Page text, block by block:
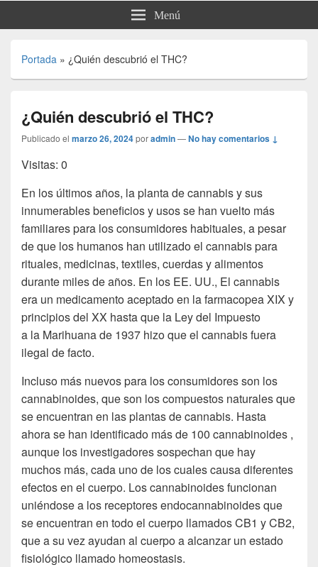
Menú
Portada » ¿Quién descubrió el THC?
¿Quién descubrió el THC?
Publicado el marzo 26, 2024poradmin—No hay comentarios ↓
Visitas: 0
En los últimos años, la planta de cannabis y sus
innumerables beneficios y usos se han vuelto más
familiares para los consumidores habituales, a pesar
de que los humanos han utilizado el cannabis para
rituales, medicinas, textiles, cuerdas y alimentos
durante miles de años. En los EE. UU., El cannabis
era un medicamento aceptado en la farmacopea XIX y
principios del XX hasta que la Ley del Impuesto
a la Marihuana de 1937 hizo que el cannabis fuera
ilegal de facto.
Incluso más nuevos para los consumidores son los
cannabinoides, que son los compuestos naturales que
se encuentran en las plantas de cannabis. Hasta
ahora se han identificado más de 100 cannabinoides ,
aunque los investigadores sospechan que hay
muchos más, cada uno de los cuales causa diferentes
efectos en el cuerpo. Los cannabinoides funcionan
uniéndose a los receptores endocannabinoides que
se encuentran en todo el cuerpo llamados CB1 y CB2,
que a su vez ayudan al cuerpo a alcanzar un estado
fisiológico llamado homeostasis.